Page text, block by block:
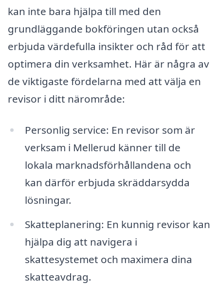
kan inte bara hjälpa till med den
grundläggande bokföringen utan också
erbjuda värdefulla insikter och råd för att
optimera din verksamhet. Här är några av
de viktigaste fördelarna med att välja en
revisor i ditt närområde:
Personlig service: En revisor som är
verksam i Mellerud känner till de
lokala marknadsförhållandena och
kan därför erbjuda skräddarsydda
lösningar.
Skatteplanering: En kunnig revisor kan
hjälpa dig att navigera i
skattesystemet och maximera dina
skatteavdrag.